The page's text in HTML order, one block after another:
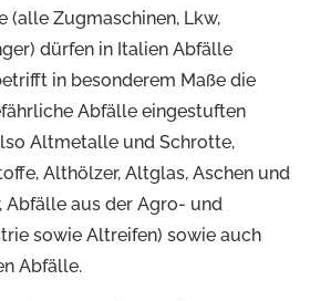
(alle Zugmaschinen, Lkw,
dürfen in Italien Abfälle
in besonderem Maße die
Abfälle eingestuften
Altmetalle und Schrotte,
Althölzer, Altglas, Aschen und
Abfälle aus der Agro- und
sowie Altreifen) sowie auch
Abfälle.